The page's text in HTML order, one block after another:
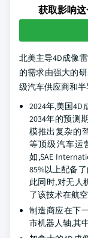
获取影响
北美主导4D成像
的需求由强大的
级汽车供应商和半
2024年,美国4D
2034年的预测
模推出复杂的
等顶级汽车运
如,SAE
85%以上配备
此同时,对无人
了该技术在航
制造商应在下
市机器人轴,其